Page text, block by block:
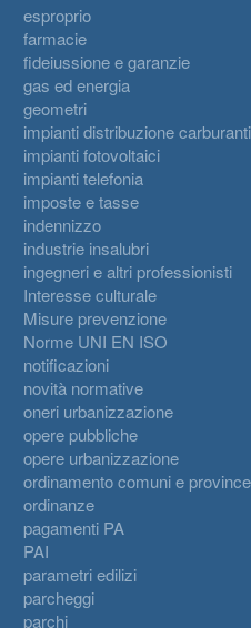
esproprio
farmacie
fideiussione e garanzie
gas ed energia
geometri
impianti distribuzione carburanti
impianti fotovoltaici
impianti telefonia
imposte e tasse
indennizzo
industrie insalubri
ingegneri e altri professionisti
Interesse culturale
Misure prevenzione
Norme UNI EN ISO
notificazioni
novità normative
oneri urbanizzazione
opere pubbliche
opere urbanizzazione
ordinamento comuni e province
ordinanze
pagamenti PA
PAI
parametri edilizi
parcheggi
parchi